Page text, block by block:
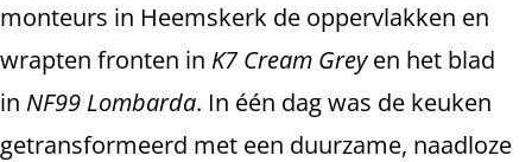
monteurs in Heemskerk de oppervlakken en
wrapten fronten in K7 Cream Greyen het blad
in NF99 Lombarda. In één dag was de keuken
getransformeerd met een duurzame, naadloze